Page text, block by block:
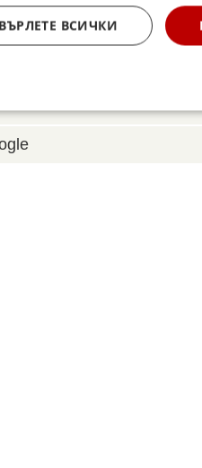
,канал Viber,X
ВСИЧКИ